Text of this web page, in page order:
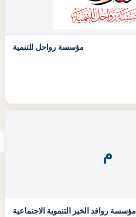
مؤسسة رواحل للتنمية
م
مؤسسة روافد الخير التنموية الاجتماعية